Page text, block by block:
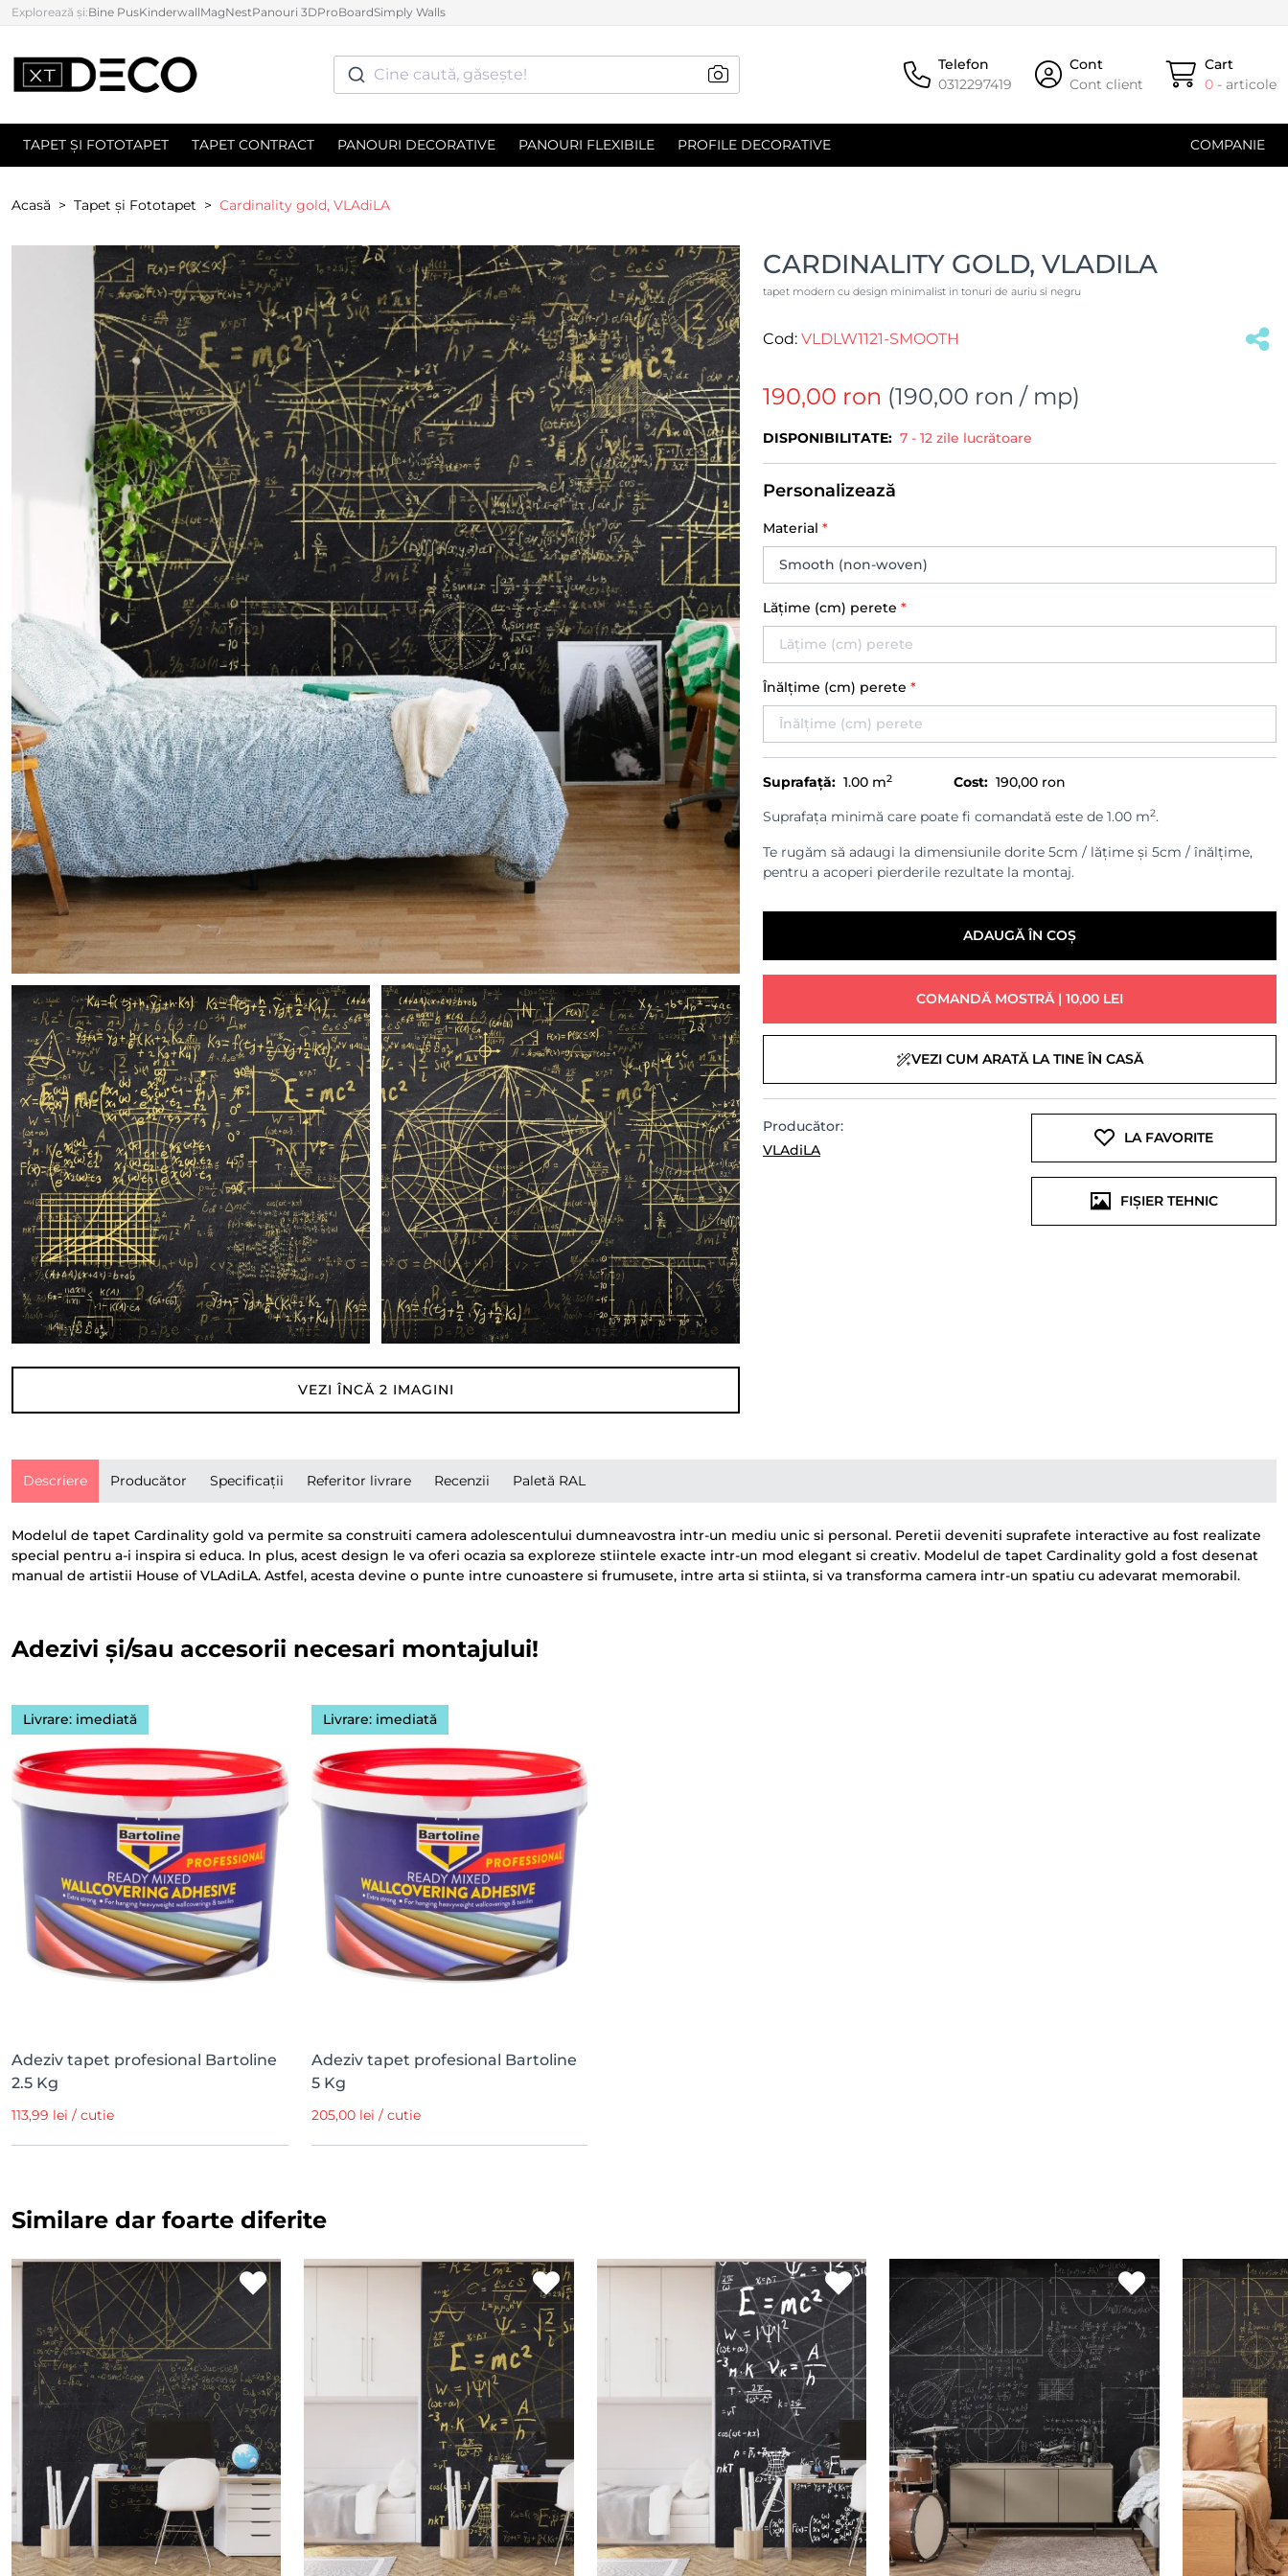
Explorează și:Bine PusKinderwallMagNestPanouri 3DProBoardSimply Walls
Cine caută, găsește!
Telefon
0312297419
Cont
Cont client
Cart
0 - articole
TAPET ȘI FOTOTAPET TAPET CONTRACT PANOURI DECORATIVE PANOURI FLEXIBILE PROFILE DECORATIVE COMPANIE
Acasă Tapet și Fototapet Cardinality gold, VLAdiLA
VEZI ÎNCĂ 2 IMAGINI
CARDINALITY GOLD, VLADILA
tapet modern cu design minimalist in tonuri de auriu si negru
Cod: VLDLW1121-SMOOTH
190,00 ron (190,00 ron / mp)
DISPONIBILITATE: 7 - 12 zile lucrătoare
Personalizează
Material *
Lățime (cm) perete *
Înălțime (cm) perete *
Suprafață: 1.00 m2 Cost: 190,00 ron
Suprafața minimă care poate fi comandată este de 1.00 m2.
Te rugăm să adaugi la dimensiunile dorite 5cm / lățime și 5cm / înălțime,
pentru a acoperi pierderile rezultate la montaj.
ADAUGĂ ÎN COȘ
COMANDĂ MOSTRĂ | 10,00 LEI
VEZI CUM ARATĂ LA TINE ÎN CASĂ
Producător:
VLAdiLA
LA FAVORITE
FIȘIER TEHNIC
Descriere Producător Specificații Referitor livrare Recenzii Paletă RAL
Modelul de tapet Cardinality gold va permite sa construiti camera adolescentului dumneavostra intr-un mediu unic si personal. Peretii deveniti suprafete interactive au fost realizate
special pentru a-i inspira si educa. In plus, acest design le va oferi ocazia sa exploreze stiintele exacte intr-un mod elegant si creativ. Modelul de tapet Cardinality gold a fost desenat
manual de artistii House of VLAdiLA. Astfel, acesta devine o punte intre cunoastere si frumusete, intre arta si stiinta, si va transforma camera intr-un spatiu cu adevarat memorabil.
Adezivi și/sau accesorii necesari montajului!
Livrare: imediată
Adeziv tapet profesional Bartoline
2.5 Kg
113,99 lei / cutie
Livrare: imediată
Adeziv tapet profesional Bartoline
5 Kg
205,00 lei / cutie
Similare dar foarte diferite